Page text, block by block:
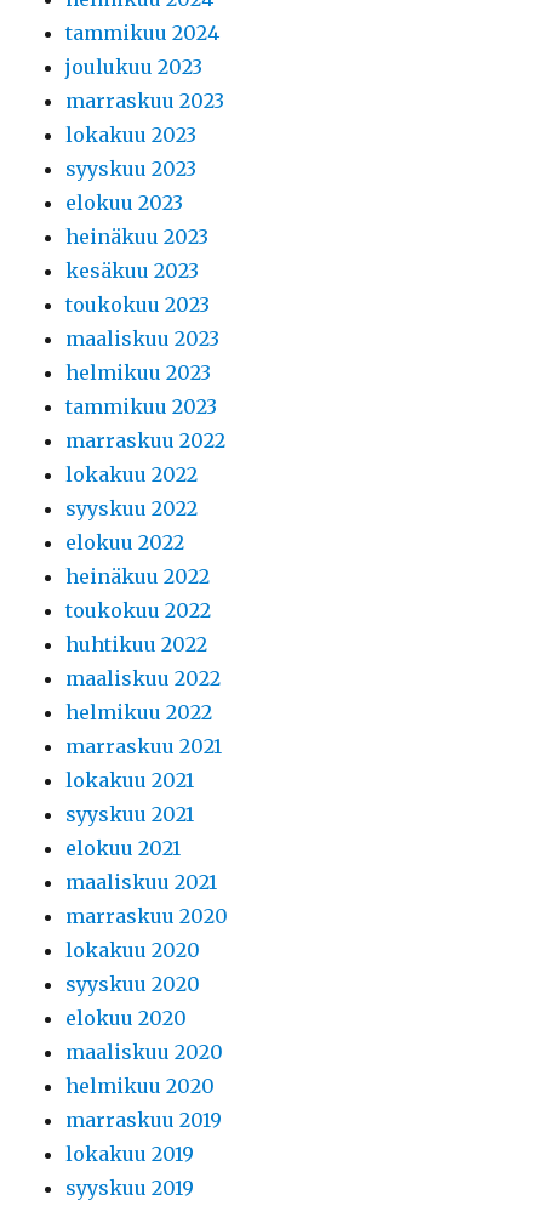
tammikuu 2024
joulukuu 2023
marraskuu 2023
lokakuu 2023
syyskuu 2023
elokuu 2023
heinäkuu 2023
kesäkuu 2023
toukokuu 2023
maaliskuu 2023
helmikuu 2023
tammikuu 2023
marraskuu 2022
lokakuu 2022
syyskuu 2022
elokuu 2022
heinäkuu 2022
toukokuu 2022
huhtikuu 2022
maaliskuu 2022
helmikuu 2022
marraskuu 2021
lokakuu 2021
syyskuu 2021
elokuu 2021
maaliskuu 2021
marraskuu 2020
lokakuu 2020
syyskuu 2020
elokuu 2020
maaliskuu 2020
helmikuu 2020
marraskuu 2019
lokakuu 2019
syyskuu 2019